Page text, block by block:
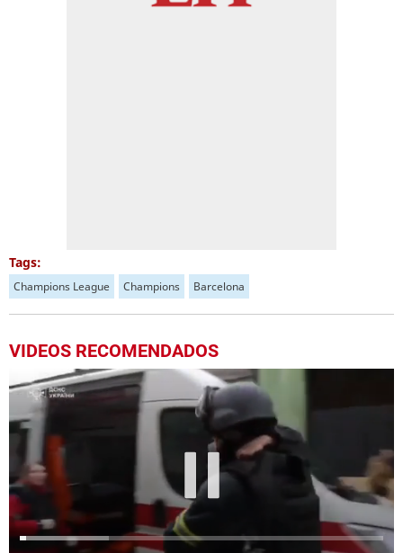
Tags:
Champions League Champions Barcelona
VIDEOS RECOMENDADOS